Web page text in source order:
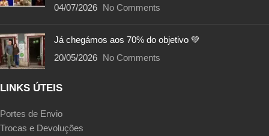
04/07/2026 No Comments
Já chegámos aos 70% do objetivo 💚
20/05/2026 No Comments
LINKS ÚTEIS
Portes de Envio
Trocas e Devoluções